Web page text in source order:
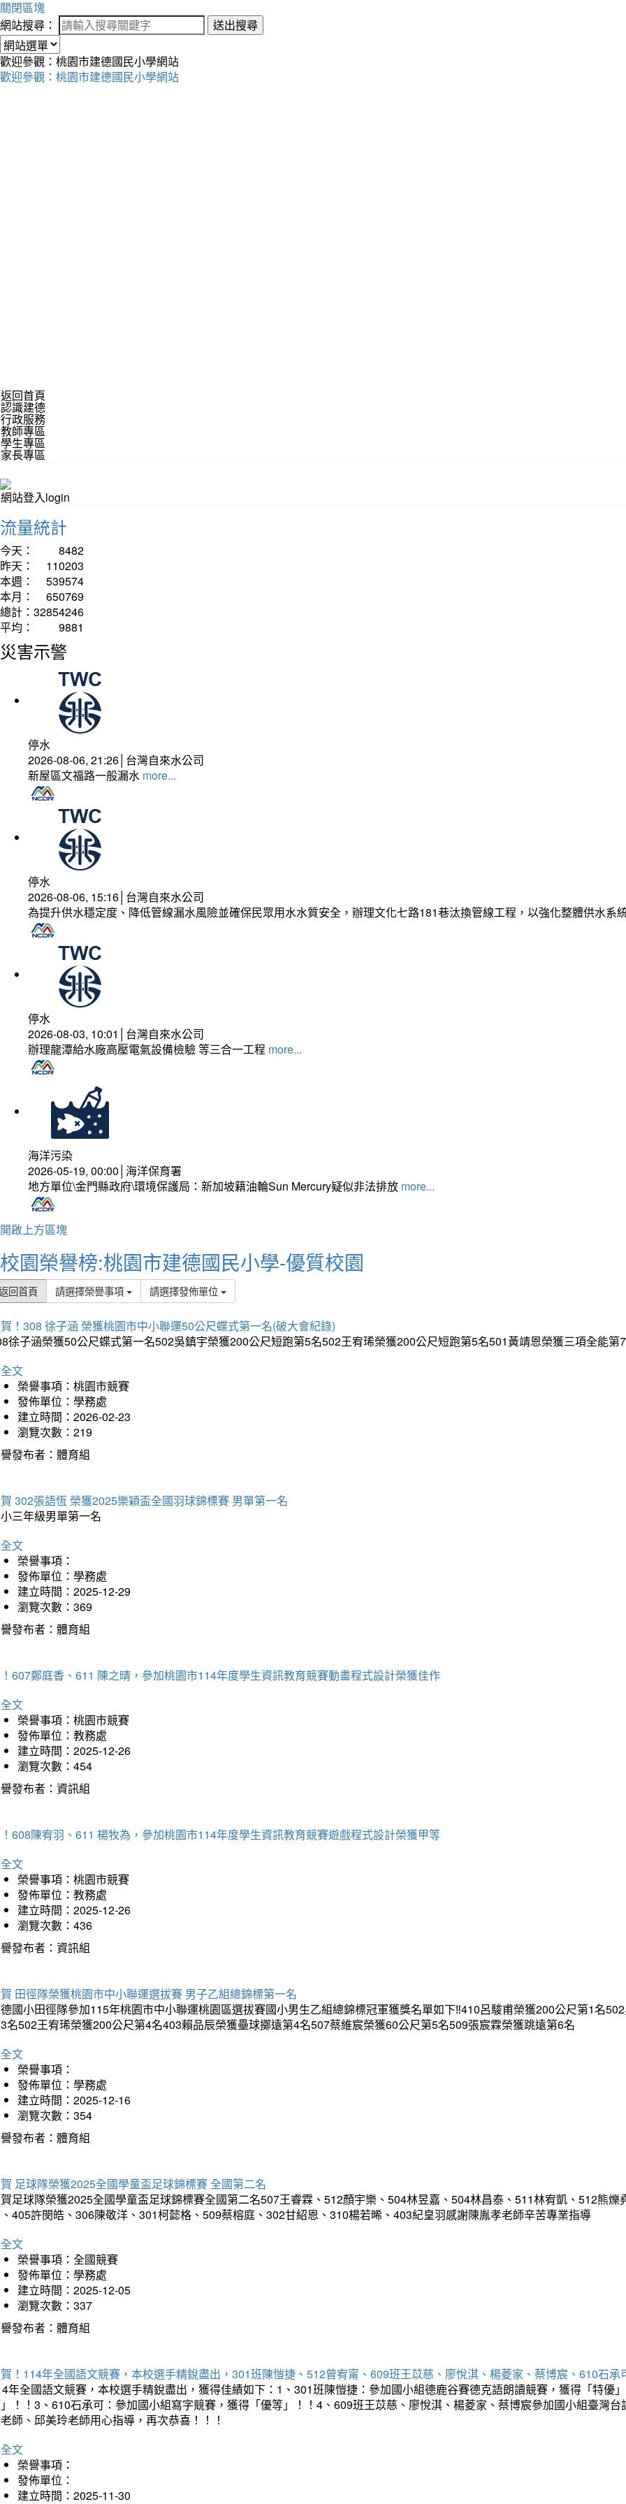
關閉區塊
網站搜尋：
送出搜尋
歡迎參觀：桃園市建德國民小學網站
歡迎參觀：桃園市建德國民小學網站
返回首頁
認識建德
行政服務
教師專區
學生專區
家長專區
網站登入login
流量統計
今天：
8482
昨天：
110203
本週：
539574
本月：
650769
總計： 32854246
平均：
9881
災害示警
停水
2026-08-06, 21:26│台灣自來水公司
新屋區文福路一般漏水 more...
停水
2026-08-06, 15:16│台灣自來水公司
為提升供水穩定度、降低管線漏水風險並確保民眾用水水質安全，辦理文化七路181巷汰換管線工程，以強化整體供水
停水
2026-08-03, 10:01│台灣自來水公司
辦理龍潭給水廠高壓電氣設備檢驗 等三合一工程 more...
海洋污染
2026-05-19, 00:00│海洋保育署
地方單位\金門縣政府\環境保護局：新加坡籍油輪Sun Mercury疑似非法排放 more...
開啟上方區塊
校園榮譽榜:桃園市建德國民小學-優質校園
回首頁 請選擇榮譽事項 請選擇發佈單位
！308 徐子涵 榮獲桃園市中小聯運50公尺蝶式第一名(破大會紀錄)
徐子涵榮獲50公尺蝶式第一名502吳鎮宇榮獲200公尺短跑第5名502王宥琋榮獲200公尺短跑第5名501黃靖恩榮獲三項全能第
文
榮譽事項：桃園市競賽
發佈單位：學務處
建立時間：2026-02-23
瀏覽次數：219
發布者：體育組
302張語恆 榮獲2025樂穎盃全國羽球錦標賽 男單第一名
三年級男單第一名
文
榮譽事項：
發佈單位：學務處
建立時間：2025-12-29
瀏覽次數：369
發布者：體育組
607鄭庭香、611 陳之晴，參加桃園市114年度學生資訊教育競賽動畫程式設計榮獲佳作
文
榮譽事項：桃園市競賽
發佈單位：教務處
建立時間：2025-12-26
瀏覽次數：454
發布者：資訊組
608陳宥羽、611 楊牧為，參加桃園市114年度學生資訊教育競賽遊戲程式設計榮獲甲等
文
榮譽事項：桃園市競賽
發佈單位：教務處
建立時間：2025-12-26
瀏覽次數：436
發布者：資訊組
田徑隊榮獲桃園市中小聯運選拔賽 男子乙組總錦標第一名
國小田徑隊參加115年桃園市中小聯運桃園區選拔賽國小男生乙組總錦標冠軍獲獎名單如下‼️410呂駿甫榮獲200公尺第1名
名502王宥琋榮獲200公尺第4名403賴品辰榮獲壘球擲遠第4名507蔡維宸榮獲60公尺第5名509張宸霖榮獲跳遠第6名
文
榮譽事項：
發佈單位：學務處
建立時間：2025-12-16
瀏覽次數：354
發布者：體育組
足球隊榮獲2025全國學童盃足球錦標賽 全國第二名
足球隊榮獲2025全國學童盃足球錦標賽全國第二名507王睿霖、512顏宇樂、504林昱嘉、504林昌泰、511林宥凱、512熊
405許閔皓、306陳敬洋、301柯懿格、509蔡榕庭、302甘紹恩、310楊若晞、403紀皇羽感謝陳胤孝老師辛苦專業指導
文
榮譽事項：全國競賽
發佈單位：學務處
建立時間：2025-12-05
瀏覽次數：337
發布者：體育組
！114年全國語文競賽，本校選手精銳盡出，301班陳愷捷、512曾宥甯、609班王苡慈、廖悅淇、楊菱家、蔡博宸、610石承
年全國語文競賽，本校選手精銳盡出，獲得佳績如下：1、301班陳愷捷：參加國小組德鹿谷賽德克語朗讀競賽，獲得「特優
！！3、610石承可：參加國小組寫字競賽，獲得「優等」！！4、609班王苡慈、廖悅淇、楊菱家、蔡博宸參加國小組臺灣
師、邱美玲老師用心指導，再次恭喜！！！
文
榮譽事項：
發佈單位：
建立時間：2025-11-30